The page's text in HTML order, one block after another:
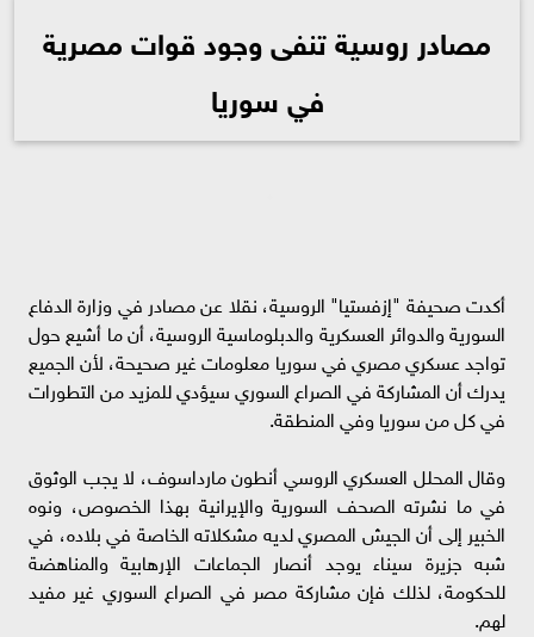
مصادر روسية تنفى وجود قوات مصرية
في سوريا
أكدت صحيفة "إزفستيا" الروسية، نقلا عن مصادر في وزارة الدفاع
السورية والدوائر العسكرية والدبلوماسية الروسية، أن ما أشيع حول
تواجد عسكري مصري في سوريا معلومات غير صحيحة، لأن الجميع
يدرك أن المشاركة في الصراع السوري سيؤدي للمزيد من التطورات
في كل من سوريا وفي المنطقة.
وقال المحلل العسكري الروسي أنطون مارداسوف، لا يجب الوثوق
في ما نشرته الصحف السورية والإيرانية بهذا الخصوص، ونوه
الخبير إلى أن الجيش المصري لديه مشكلاته الخاصة في بلاده، في
شبه جزيرة سيناء يوجد أنصار الجماعات الإرهابية والمناهضة
للحكومة، لذلك فإن مشاركة مصر في الصراع السوري غير مفيد
لهم.